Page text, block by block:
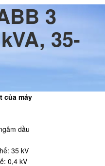
3
35-
của máy
dầu
35 kV
0,4 kV